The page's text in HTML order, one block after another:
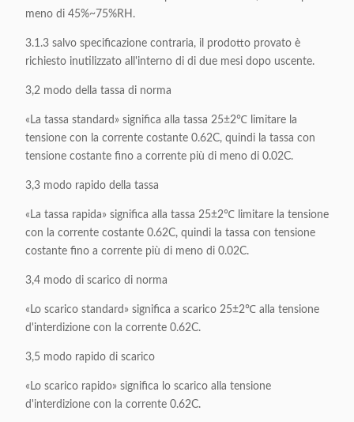
meno di 45%~75%RH.
3.1.3 salvo specificazione contraria, il prodotto provato è
richiesto inutilizzato all'interno di di due mesi dopo uscente.
3,2 modo della tassa di norma
«La tassa standard» significa alla tassa 25±2℃ limitare la
tensione con la corrente costante 0.62C, quindi la tassa con
tensione costante fino a corrente più di meno di 0.02C.
3,3 modo rapido della tassa
«La tassa rapida» significa alla tassa 25±2℃ limitare la tensione
con la corrente costante 0.62C, quindi la tassa con tensione
costante fino a corrente più di meno di 0.02C.
3,4 modo di scarico di norma
«Lo scarico standard» significa a scarico 25±2℃ alla tensione
d'interdizione con la corrente 0.62C.
3,5 modo rapido di scarico
«Lo scarico rapido» significa lo scarico alla tensione
d'interdizione con la corrente 0.62C.